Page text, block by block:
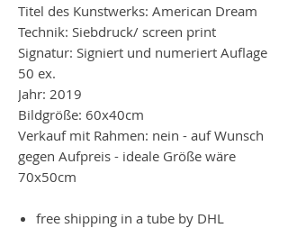
Titel des Kunstwerks: American Dream
Technik: Siebdruck/ screen print
Signatur: Signiert und numeriert Auflage
50 ex.
Jahr: 2019
Bildgröße: 60x40cm
Verkauf mit Rahmen: nein - auf Wunsch
gegen Aufpreis - ideale Größe wäre
70x50cm
free shipping in a tube by DHL